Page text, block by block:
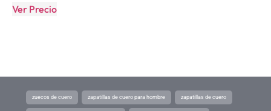
Ver Precio
zuecos de cuero zapatillas de cuero para hombre zapatillas de cuero